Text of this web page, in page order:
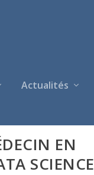
Actualités
EN
SCIENCE